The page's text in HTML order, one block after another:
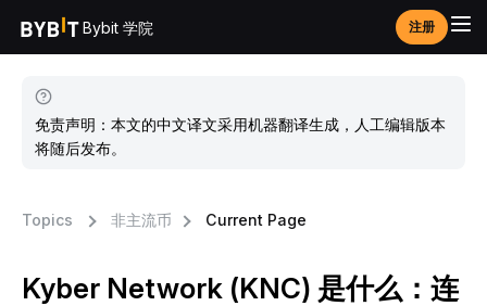
Bybit 学院 注册
免责声明：本文的中文译文采用机器翻译生成，人工编辑版本
将随后发布。
Topics 非主流币 Current Page
Kyber Network (KNC) 是什么：连